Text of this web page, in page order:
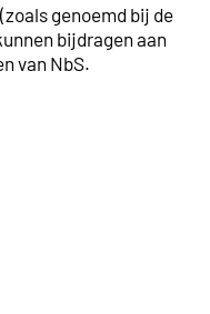
genoemd bij de
bijdragen aan
van NbS.